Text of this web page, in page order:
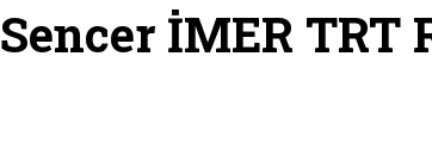
Sencer İMER TRT